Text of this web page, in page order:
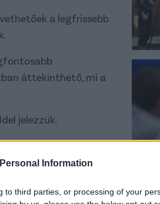
Information
to third parties, or processing of your
a legfrissebb
áttekinthető, mi a
jelezzük.